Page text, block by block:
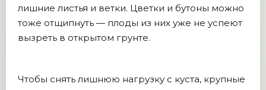
лишние листья и ветки. Цветки и бутоны можно
тоже отщипнуть — плоды из них уже не успеют
вызреть в открытом грунте.
Чтобы снять лишнюю нагрузку с куста, крупные